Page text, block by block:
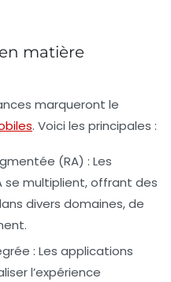
matière
marqueront le
. Voici les principales :
(RA) : Les
se multiplient, offrant des
divers domaines, de
: Les applications
l’expérience